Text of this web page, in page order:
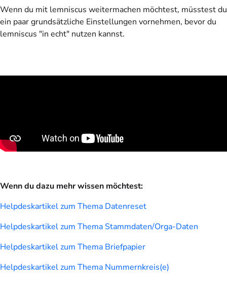
Wenn du mit lemniscus weitermachen möchtest, müsstest du
ein paar grundsätzliche Einstellungen vornehmen, bevor du
lemniscus "in echt" nutzen kannst.
Wenn du dazu mehr wissen möchtest:
Helpdeskartikel zum Thema Datenreset
Helpdeskartikel zum Thema Stammdaten/Orga-Daten
Helpdeskartikel zum Thema Briefpapier
Helpdeskartikel zum Thema Nummernkreis(e)